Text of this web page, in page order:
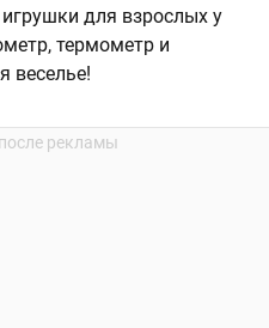
для взрослых у
термометр и
веселье!